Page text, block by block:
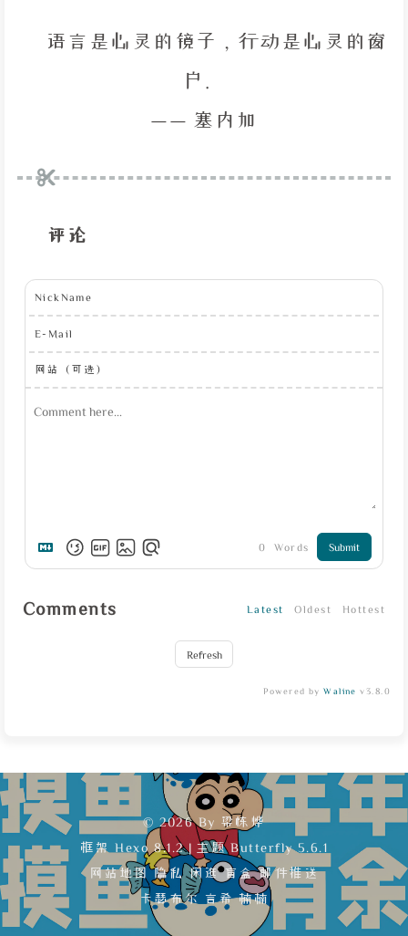
语言是心灵的镜子，行动是心灵的窗
户。
—— 塞内加
评论
NickName
E-Mail
网站（可选）
0 Words Submit
Comments Latest Oldest Hottest
Refresh
Powered byWaline v3.8.0
© 2026 By 梁栋烨
框架Hexo 8.1.2 | 主题Butterfly 5.6.1
网站地图
隐私 闲逛 盲盒 邮件推送
卡瑟布尔 言希 楠楠